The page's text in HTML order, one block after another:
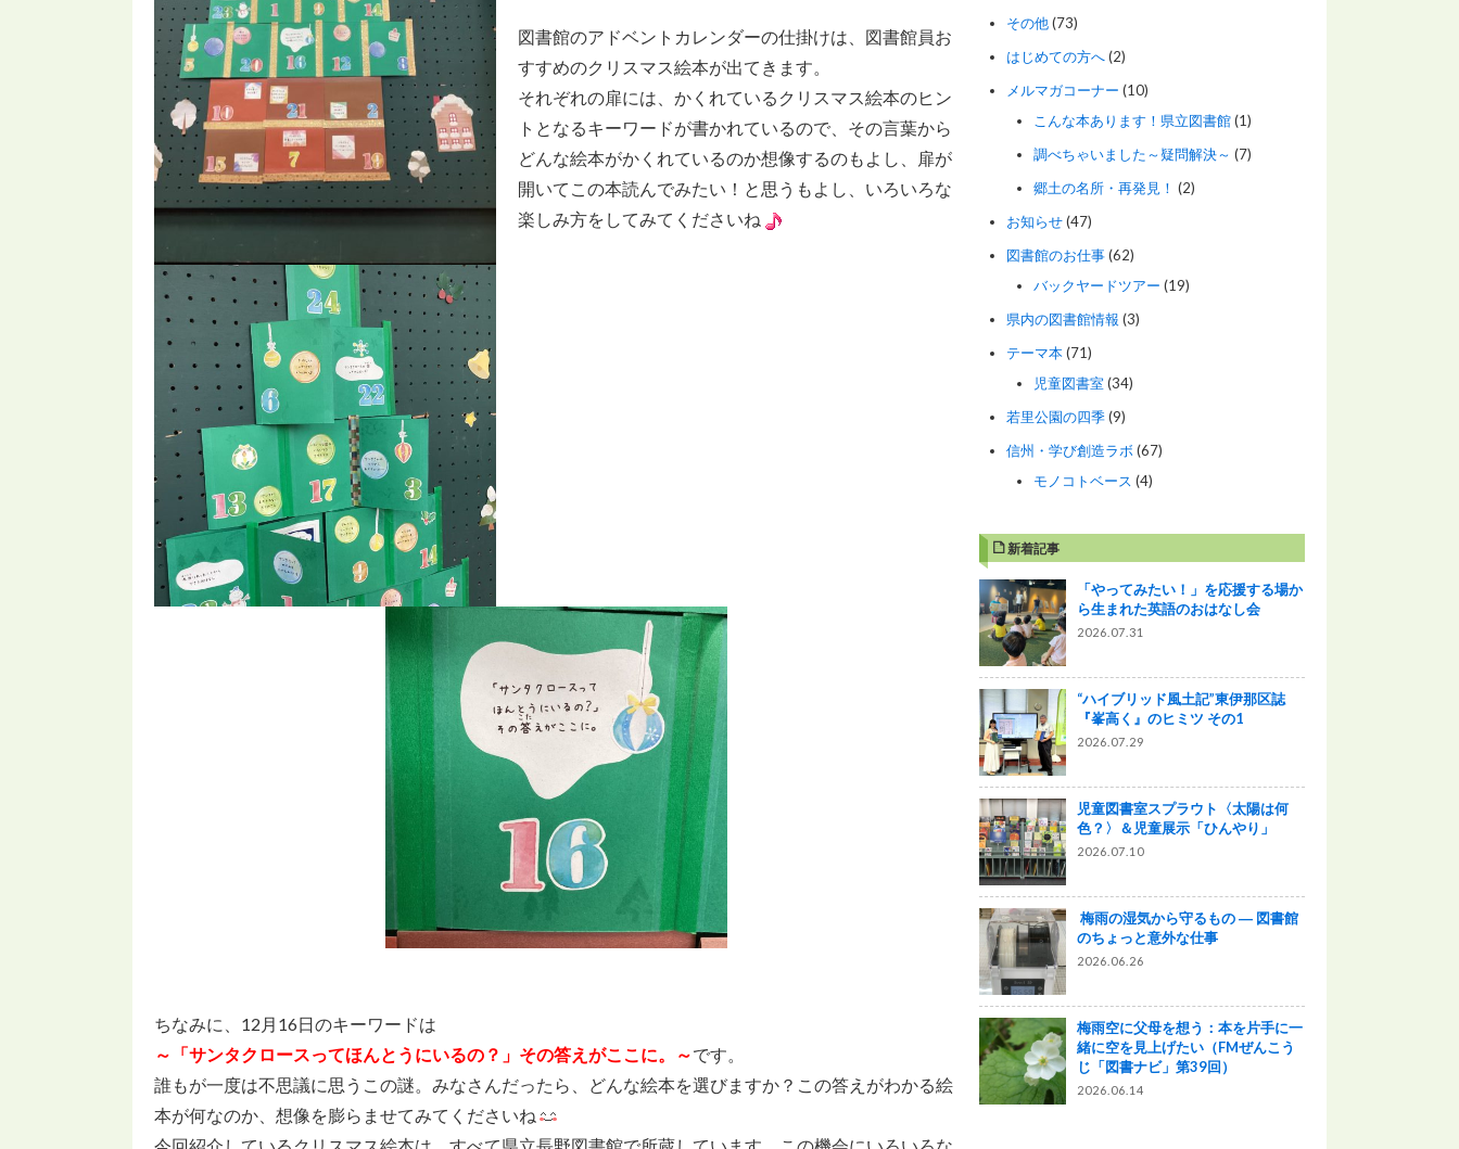
図書館のアドベントカレンダーの仕掛けは、図書館員お
すすめのクリスマス絵本が出てきます。
それぞれの扉には、かくれているクリスマス絵本のヒン
トとなるキーワードが書かれているので、その言葉から
どんな絵本がかくれているのか想像するのもよし、扉が
開いてこの本読んでみたい！と思うもよし、いろいろな
楽しみ方をしてみてくださいね
ちなみに、12月16日のキーワードは
～「サンタクロースってほんとうにいるの？」その答えがここに。～です。
誰もが一度は不思議に思うこの謎。みなさんだったら、どんな絵本を選びますか？この答えがわかる絵
本が何なのか、想像を膨らませてみてくださいね
その他(73)
はじめての方へ(2)
メルマガコーナー (10)
こんな本あります！県立図書館(1)
調べちゃいました～疑問解決～ (7)
郷土の名所・再発見！ (2)
お知らせ(47)
図書館のお仕事(62)
バックヤードツアー (19)
県内の図書館情報 (3)
テーマ本(71)
児童図書室(34)
若里公園の四季(9)
信州・学び創造ラボ(67)
モノコトベース (4)
新着記事
「やってみたい！」を応援する場か
ら生まれた英語のおはなし会
2026.07.31
“ハイブリッド風土記”東伊那区誌
『峯高く』のヒミツ その1
2026.07.29
児童図書室スプラウト〈太陽は何
色？〉＆児童展示「ひんやり」
2026.07.10
梅雨の湿気から守るもの ― 図書館
のちょっと意外な仕事
2026.06.26
梅雨空に父母を想う：本を片手に一
緒に空を見上げたい（FMぜんこう
じ「図書ナビ」第39回）
2026.06.14